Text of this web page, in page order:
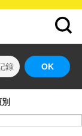
錄 OK